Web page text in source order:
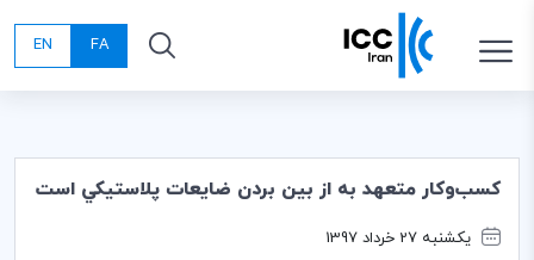
FA
EN
كسب‌وكار متعهد به از بين بردن ضايعات پلاستيكي است
یکشنبه 27 خرداد 1397